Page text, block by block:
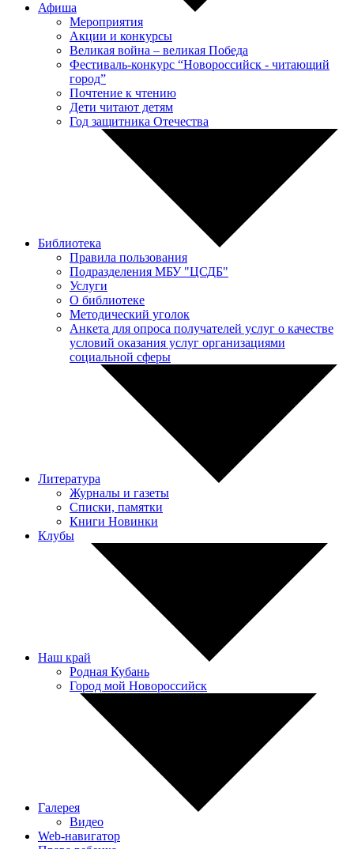
Афиша
Мероприятия
Акции и конкурсы
Великая война – великая Победа
Фестиваль-конкурс “Новороссийск - читающий
город”
Почтение к чтению
Дети читают детям
Год защитника Отечества
Библиотека
Правила пользования
Подразделения МБУ "ЦСДБ"
Услуги
О библиотеке
Методический уголок
Анкета для опроса получателей услуг о качестве
условий оказания услуг организациями
социальной сферы
Литература
Журналы и газеты
Списки, памятки
Книги Новинки
Клубы
Наш край
Родная Кубань
Город мой Новороссийск
Галерея
Видео
Web-навигатор